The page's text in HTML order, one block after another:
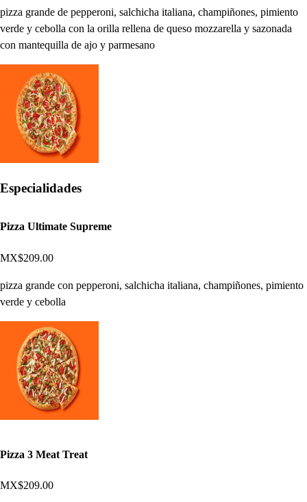
pizza grande de pepperoni, salchicha italiana, champiñones, pimiento
verde y cebolla con la orilla rellena de queso mozzarella y sazonada
con mantequilla de ajo y parmesano
Especialidades
Pizza Ultimate Supreme
MX$209.00
pizza grande con pepperoni, salchicha italiana, champiñones, pimiento
verde y cebolla
Pizza 3 Meat Treat
MX$209.00